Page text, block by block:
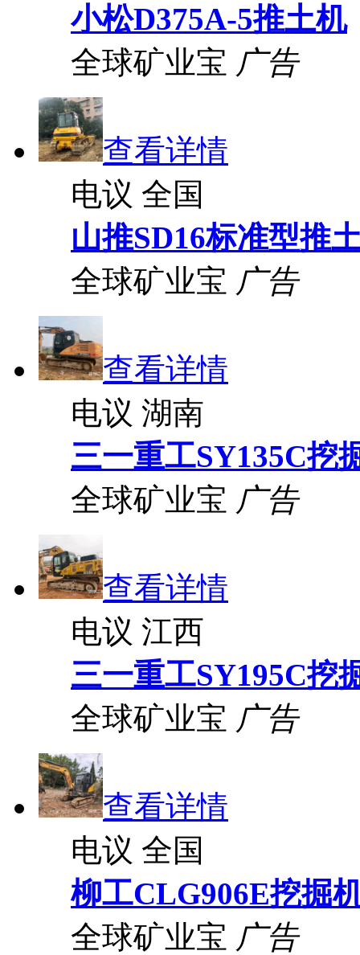
小松D375A-5推土机
全球矿业宝 广告
查看详情
电议 全国
山推SD16标准型推
全球矿业宝 广告
查看详情
电议 湖南
三一重工SY135C挖
全球矿业宝 广告
查看详情
电议 江西
三一重工SY195C挖
全球矿业宝 广告
查看详情
电议 全国
柳工CLG906E挖掘
全球矿业宝 广告